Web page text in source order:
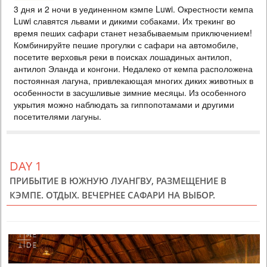
DELUXE
PRICE BY REQUEST
БОТСВАНА
Safari
Компактный сафари пакет в одном из лучших парков Ботсваны.
Близость к водопаду Виктории дает возможность легко
комбинировать эти два чуда природы. В паркет входит 2 ночи в
лодже на реке Чобе, трехразовое питание и 4 сафари. Отлично
подойдет для путешествия с детьми или для индивидуального
тура. Оптимальное соотношение цена-качество.
3 дня и 2 ночи в уединенном кэмпе Luwi. Окрестности кемпа
Luwi славятся львами и дикими собаками. Их трекинг во
время пеших сафари станет незабываемым приключением!
Комбинируйте пешие прогулки с сафари на автомобиле,
посетите верховья реки в поисках лошадиных антилоп,
антилоп Эланда и конгони. Недалеко от кемпа расположена
постоянная лагуна, привлекающая многих диких животных в
особенности в засушливые зимние месяцы. Из особенного
укрытия можно наблюдать за гиппопотамами и другими
посетителями лагуны.
DAY 1
ПРИБЫТИЕ В ЮЖНУЮ ЛУАНГВУ, РАЗМЕЩЕНИЕ В
КЭМПЕ. ОТДЫХ. ВЕЧЕРНЕЕ САФАРИ НА ВЫБОР.